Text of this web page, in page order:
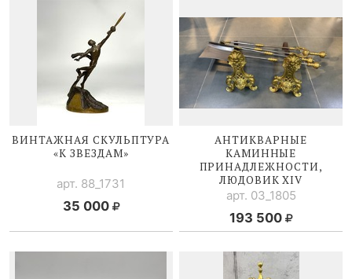
ВИНТАЖНАЯ СКУЛЬПТУРА
«К ЗВЕЗДАМ»
арт. 88_1731
35 000
АНТИКВАРНЫЕ
КАМИННЫЕ
ПРИНАДЛЕЖНОСТИ,
ЛЮДОВИК XIV
арт. 03_1805
193 500